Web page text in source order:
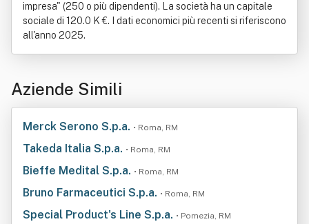
impresa" (250 o più dipendenti). La società ha un capitale
sociale di 120.0 K €. I dati economici più recenti si riferiscono
all'anno 2025.
Aziende Simili
Merck Serono S.p.a. • Roma, RM
Takeda Italia S.p.a. • Roma, RM
Bieffe Medital S.p.a. • Roma, RM
Bruno Farmaceutici S.p.a. • Roma, RM
Special Product's Line S.p.a. • Pomezia, RM